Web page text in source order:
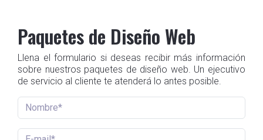
Paquetes de Diseño Web
Llena el formulario si deseas recibir más información
sobre nuestros paquetes de diseño web. Un ejecutivo
de servicio al cliente te atenderá lo antes posible.